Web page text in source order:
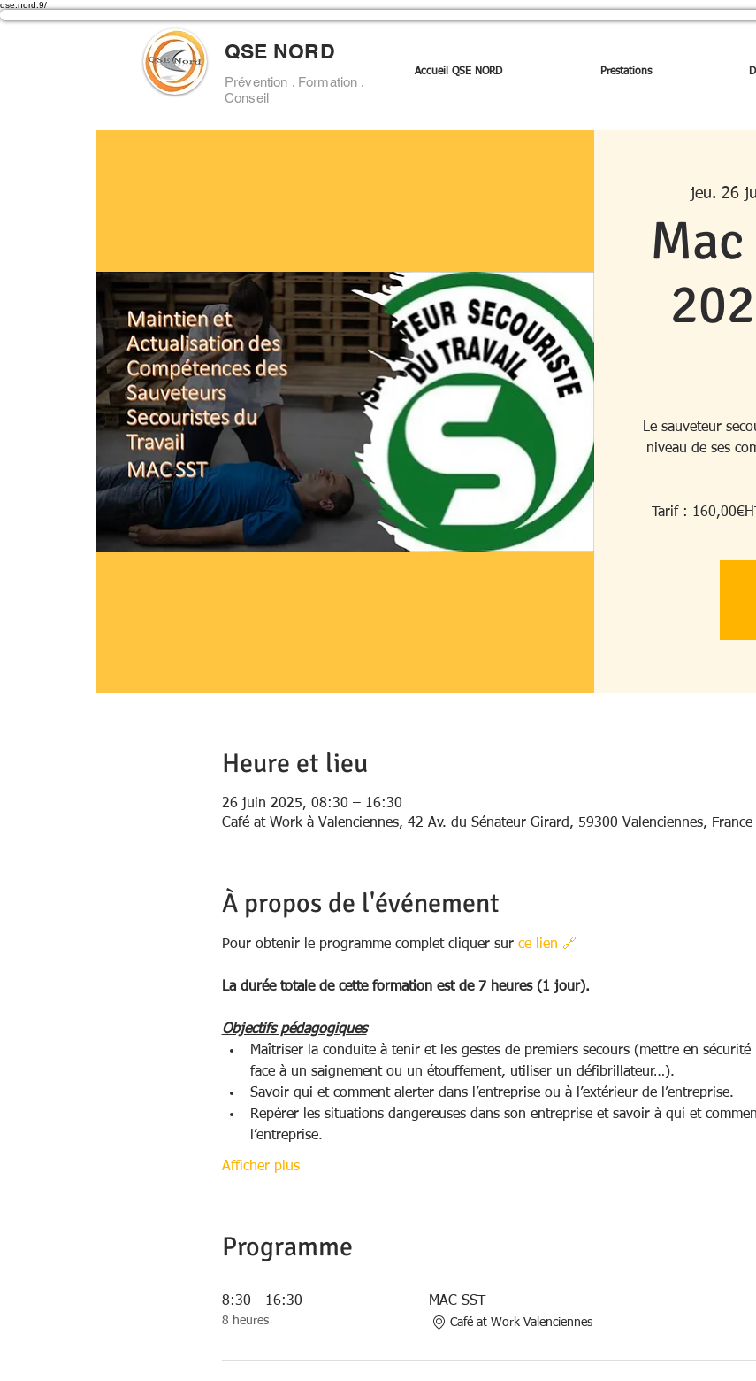
qse.nord.9/
Accueil QSE NORD Prestations
QSE NORD
Prévention . Formation .
Conseil
jeu. 26
Le sauveteur
niveau de ses
Tarif :
Heure et lieu
26 juin 2025, 08:30 – 16:30
Café at Work à Valenciennes, 42 Av. du Sénateur Girard, 59300 Valenciennes, France
À propos de l'événement
Pour obtenir le programme complet cliquer sur ce lien 🔗
La durée totale de cette formation est de 7 heures (1 jour).
Objectifs pédagogiques
Maîtriser la conduite à tenir et les gestes de premiers secours (mettre en
face à un saignement ou un étouffement, utiliser un défibrillateur…).
Savoir qui et comment alerter dans l’entreprise ou à l’extérieur de l’entreprise.
Repérer les situations dangereuses dans son entreprise et savoir à qui et
l’entreprise.
Afficher plus
Programme
8:30 - 16:30
8 heures
MAC SST
Café at Work Valenciennes